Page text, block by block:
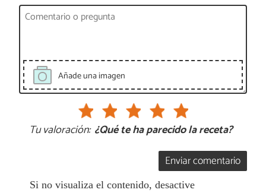
Añade una imagen
Tu valoración: ¿Qué te ha parecido la receta?
Enviar comentario
Si no visualiza el contenido, desactive